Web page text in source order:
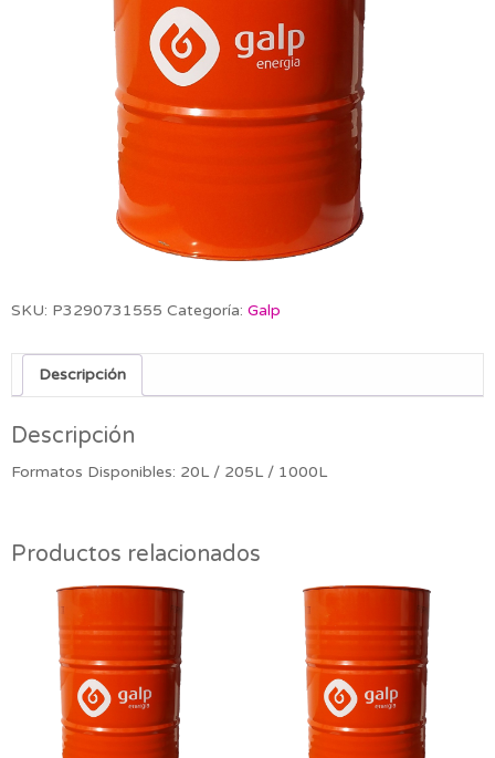
SKU: P3290731555 Categoría: Galp
Descripción
Descripción
Formatos Disponibles: 20L / 205L / 1000L
Productos relacionados